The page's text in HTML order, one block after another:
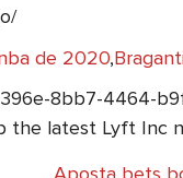
de 2020,
8bb7-4464-
the latest Lyft Inc